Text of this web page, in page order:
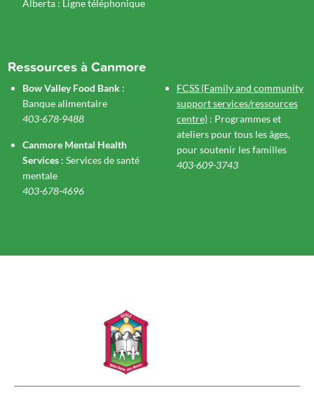
Alberta : Ligne téléphonique
Ressources à Canmore
Bow Valley Food Bank :
Banque alimentaire
403-678-9488
Canmore Mental Health
Services : Services de santé
mentale
403-678-4696
FCSS (Family and community
support services/ressources
centre) : Programmes et
ateliers pour tous les âges,
pour soutenir les familles
403-609-3743